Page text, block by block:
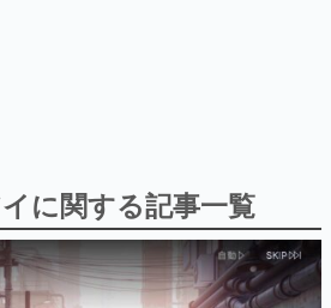
ンツ産業やカルチャーに与えた影響を探る企
ルゲーム産業史
ルゲーム史における主要なトピック・タイト
ほか、開発者へのインタビューや識者による
に関する記事一覧